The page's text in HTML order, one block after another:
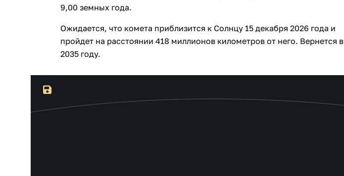
9,00 земных года.
Ожидается, что комета приблизится к Солнцу 15 декабря 2026 года и
пройдет на расстоянии 418 миллионов километров от него. Вернется в
2035 году.